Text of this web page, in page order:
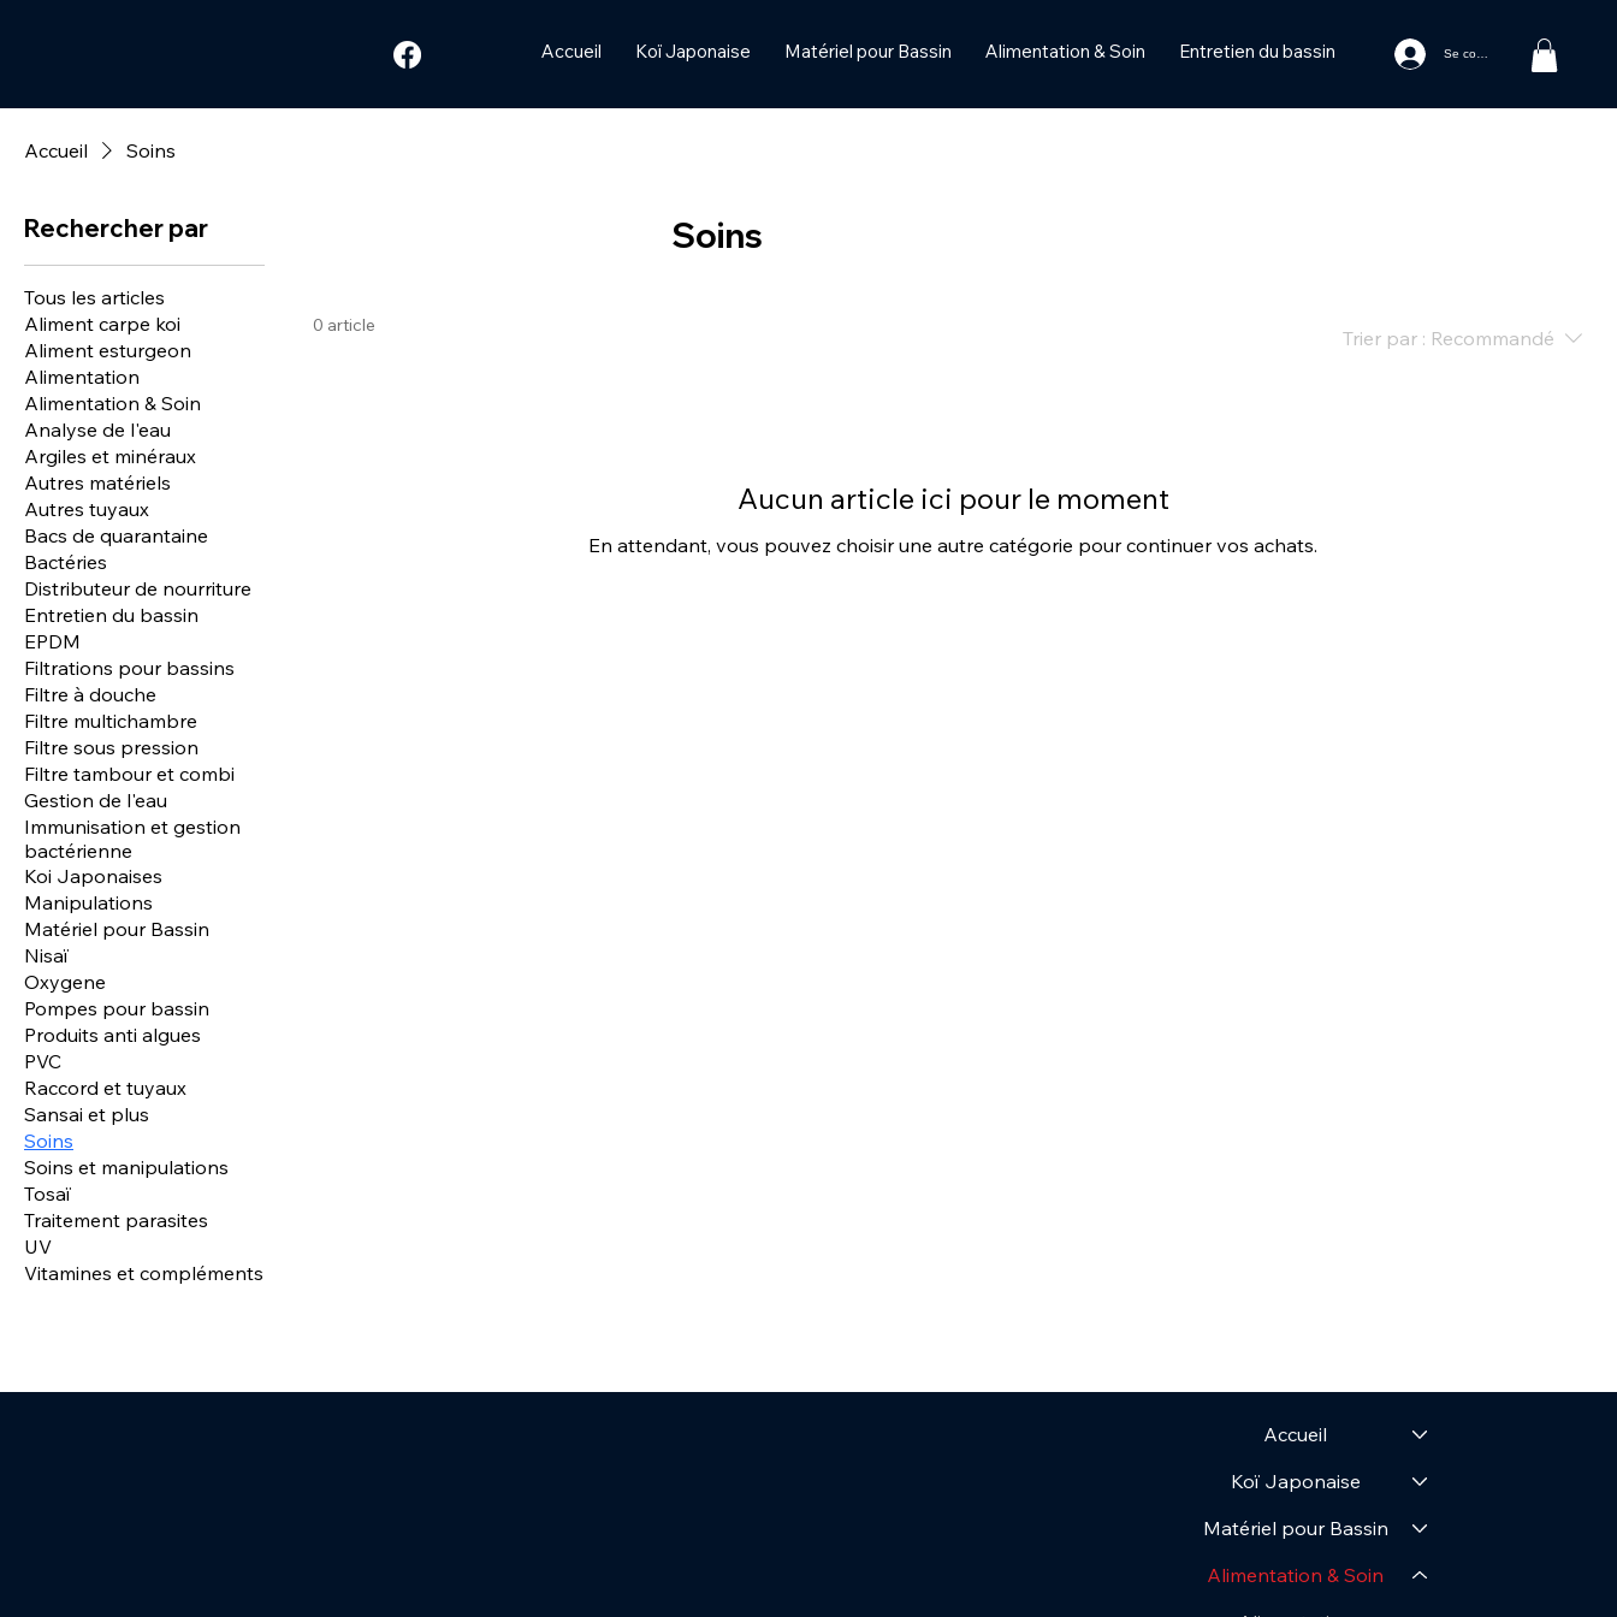
Accueil Koï Japonaise Matériel pour Bassin Alimentation & Soin Entretien du bassin Se connecter
Accueil Soins
Rechercher par
Tous les articles
Aliment carpe koi
Aliment esturgeon
Alimentation
Alimentation & Soin
Analyse de l'eau
Argiles et minéraux
Autres matériels
Autres tuyaux
Bacs de quarantaine
Bactéries
Distributeur de nourriture
Entretien du bassin
EPDM
Filtrations pour bassins
Filtre à douche
Filtre multichambre
Filtre sous pression
Filtre tambour et combi
Gestion de l'eau
Immunisation et gestion
bactérienne
Koi Japonaises
Manipulations
Matériel pour Bassin
Nisaï
Oxygene
Pompes pour bassin
Produits anti algues
PVC
Raccord et tuyaux
Sansai et plus
Soins
Soins et manipulations
Tosaï
Traitement parasites
UV
Vitamines et compléments
Soins
0 article
Trier par : Recommandé
Aucun article ici pour le moment
En attendant, vous pouvez choisir une autre catégorie pour continuer vos achats.
Accueil
Koï Japonaise
Matériel pour Bassin
Alimentation & Soin